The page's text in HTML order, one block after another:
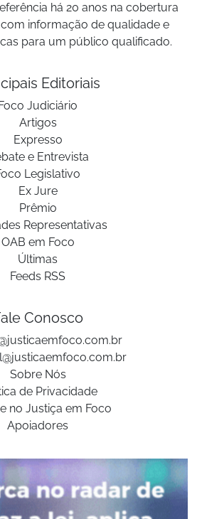
há 20 anos na cobertura
informação de qualidade e
para um público qualificado.
Editoriais
Foco Judiciário
Artigos
Expresso
e Entrevista
Legislativo
Ex Jure
Prêmio
Representativas
OAB em Foco
Últimas
Feeds RSS
Conosco
Sobre Nós
de Privacidade
no Justiça em Foco
Apoiadores